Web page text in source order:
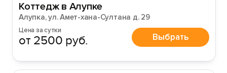
Коттедж в Алупке
Алупка, ул. Амет-хана-Султана д. 29
Цена за сутки
от 2500 руб. Выбрать